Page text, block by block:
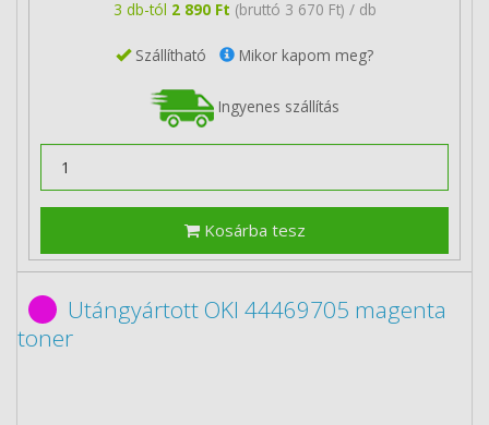
3 db-tól 2 890 Ft (bruttó 3 670 Ft) / db
Szállítható Mikor kapom meg?
Ingyenes szállítás
Kosárba tesz
Utángyártott OKI 44469705 magenta
toner